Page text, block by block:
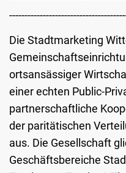
Die Stadtmarketing
ortsansässiger
einer echten Public-
partnerschaftliche
der paritätischen
aus. Die Gesellschaft
Geschäftsbereiche